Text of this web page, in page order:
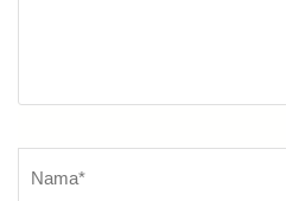
Nama